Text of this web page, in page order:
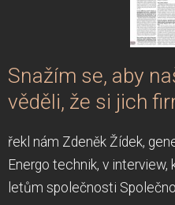
Snažím se, aby
věděli, že si jich
řekl nám Zdeněk Žídek,
Energo technik, v
letům společnosti